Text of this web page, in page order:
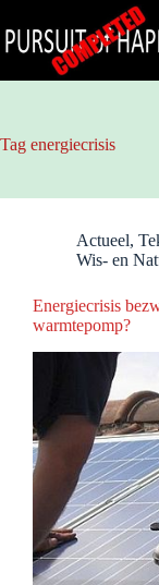
naar
de
Tag energiecrisis
Actueel,
Wis- en
Energiecrisis
warmtepomp?